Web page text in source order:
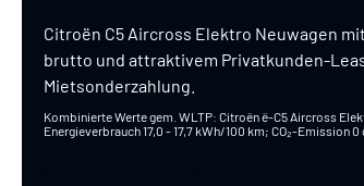
Citroën C5 Aircross Elektro Neuwagen
brutto und attraktivem Privatkunden-
Mietsonderzahlung.
Kombinierte Werte gem. WLTP: Citroën ë-C5 Aircross
Energieverbrauch 17,0 - 17,7 kWh/100 km; CO₂-Emission